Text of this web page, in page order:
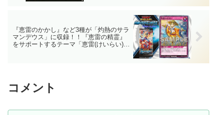
ｏｒ Ｔｒｅａｔ！』も、めちゃくちゃ使
『恵雷のかかし』など3種が「灼熱のサラ
マンデウス」に収録！！『恵雷の精霊』
をサポートするテーマ「恵雷(けいらい)」
コメント